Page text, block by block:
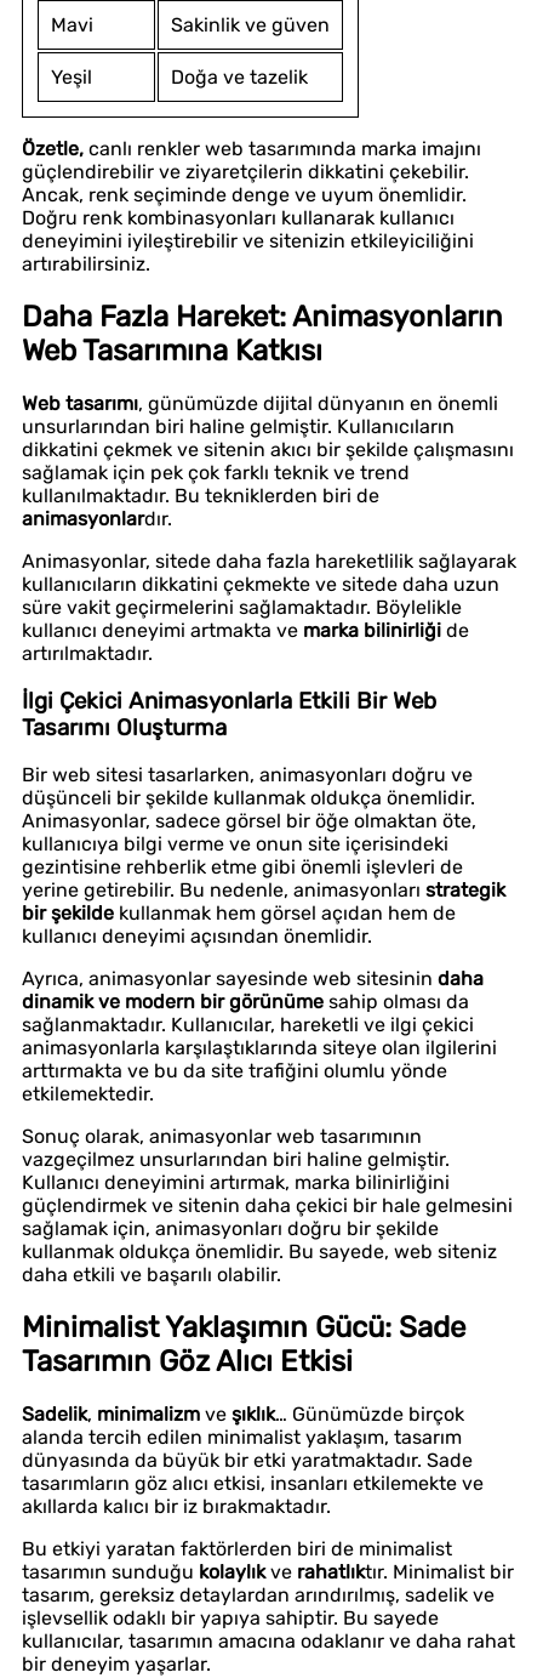
Mavi Sakinlik ve güven
Yeşil Doğa ve tazelik
Özetle, canlı renkler web tasarımında marka imajını
güçlendirebilir ve ziyaretçilerin dikkatini çekebilir.
Ancak, renk seçiminde denge ve uyum önemlidir.
Doğru renk kombinasyonları kullanarak kullanıcı
deneyimini iyileştirebilir ve sitenizin etkileyiciliğini
artırabilirsiniz.
Daha Fazla Hareket: Animasyonların
Web Tasarımına Katkısı
Web tasarımı, günümüzde dijital dünyanın en önemli
unsurlarından biri haline gelmiştir. Kullanıcıların
dikkatini çekmek ve sitenin akıcı bir şekilde çalışmasını
sağlamak için pek çok farklı teknik ve trend
kullanılmaktadır. Bu tekniklerden biri de
animasyonlardır.
Animasyonlar, sitede daha fazla hareketlilik sağlayarak
kullanıcıların dikkatini çekmekte ve sitede daha uzun
süre vakit geçirmelerini sağlamaktadır. Böylelikle
kullanıcı deneyimi artmakta ve marka bilinirliği de
artırılmaktadır.
İlgi Çekici Animasyonlarla Etkili Bir Web
Tasarımı Oluşturma
Bir web sitesi tasarlarken, animasyonları doğru ve
düşünceli bir şekilde kullanmak oldukça önemlidir.
Animasyonlar, sadece görsel bir öğe olmaktan öte,
kullanıcıya bilgi verme ve onun site içerisindeki
gezintisine rehberlik etme gibi önemli işlevleri de
yerine getirebilir. Bu nedenle, animasyonları strategik
bir şekilde kullanmak hem görsel açıdan hem de
kullanıcı deneyimi açısından önemlidir.
Ayrıca, animasyonlar sayesinde web sitesinin daha
dinamik ve modern bir görünüme sahip olması da
sağlanmaktadır. Kullanıcılar, hareketli ve ilgi çekici
animasyonlarla karşılaştıklarında siteye olan ilgilerini
arttırmakta ve bu da site trafiğini olumlu yönde
etkilemektedir.
Sonuç olarak, animasyonlar web tasarımının
vazgeçilmez unsurlarından biri haline gelmiştir.
Kullanıcı deneyimini artırmak, marka bilinirliğini
güçlendirmek ve sitenin daha çekici bir hale gelmesini
sağlamak için, animasyonları doğru bir şekilde
kullanmak oldukça önemlidir. Bu sayede, web siteniz
daha etkili ve başarılı olabilir.
Minimalist Yaklaşımın Gücü: Sade
Tasarımın Göz Alıcı Etkisi
Sadelik, minimalizm ve şıklık… Günümüzde birçok
alanda tercih edilen minimalist yaklaşım, tasarım
dünyasında da büyük bir etki yaratmaktadır. Sade
tasarımların göz alıcı etkisi, insanları etkilemekte ve
akıllarda kalıcı bir iz bırakmaktadır.
Bu etkiyi yaratan faktörlerden biri de minimalist
tasarımın sunduğu kolaylıkve rahatlıktır. Minimalist bir
tasarım, gereksiz detaylardan arındırılmış, sadelik ve
işlevsellik odaklı bir yapıya sahiptir. Bu sayede
kullanıcılar, tasarımın amacına odaklanır ve daha rahat
bir deneyim yaşarlar.